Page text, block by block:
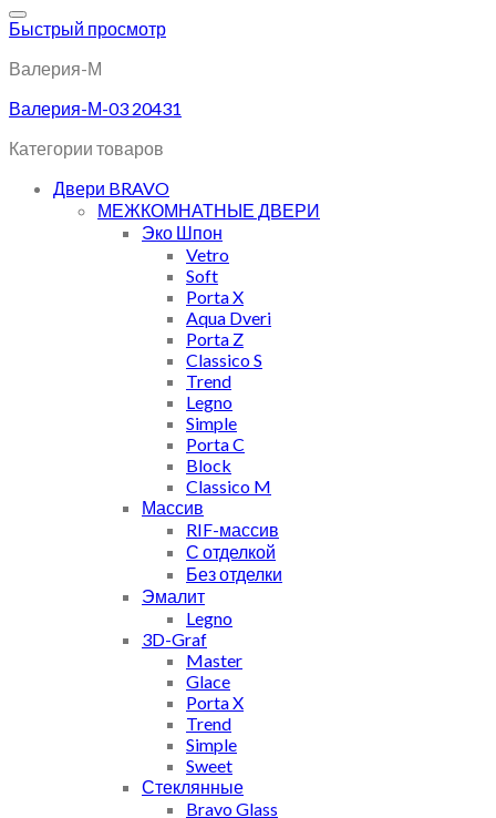
Быстрый просмотр
Валерия-М
Валерия-М-03 20431
Категории товаров
Двери BRAVO
МЕЖКОМНАТНЫЕ ДВЕРИ
Эко Шпон
Vetro
Soft
Porta X
Aqua Dveri
Porta Z
Classico S
Trend
Legno
Simple
Porta C
Block
Classico M
Массив
RIF-массив
С отделкой
Без отделки
Эмалит
Legno
3D-Graf
Master
Glace
Porta X
Trend
Simple
Sweet
Стеклянные
Bravo Glass